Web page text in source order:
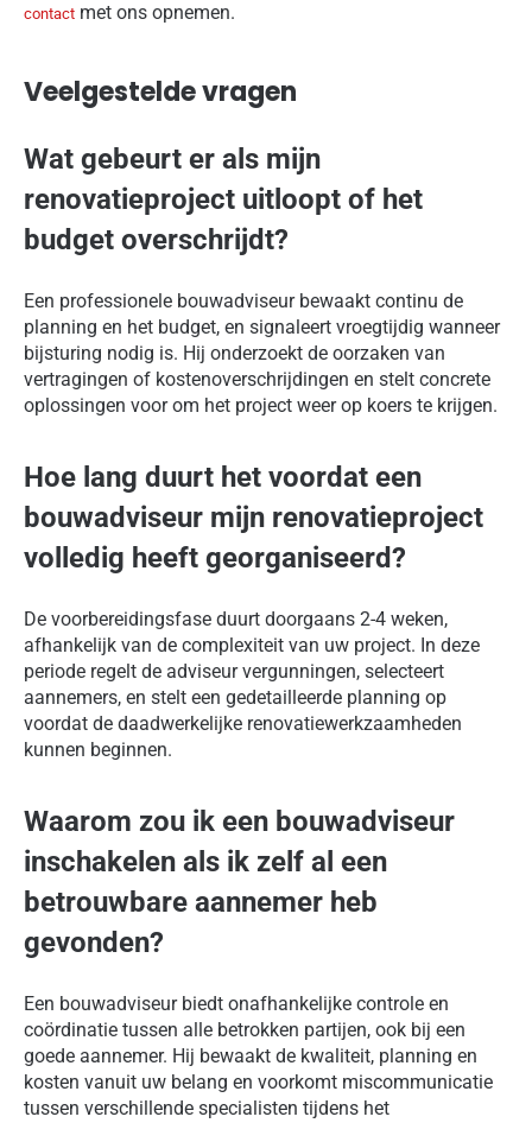
contact met ons opnemen.
Veelgestelde vragen
Wat gebeurt er als mijn
renovatieproject uitloopt of het
budget overschrijdt?
Een professionele bouwadviseur bewaakt continu de
planning en het budget, en signaleert vroegtijdig wanneer
bijsturing nodig is. Hij onderzoekt de oorzaken van
vertragingen of kostenoverschrijdingen en stelt concrete
oplossingen voor om het project weer op koers te krijgen.
Hoe lang duurt het voordat een
bouwadviseur mijn renovatieproject
volledig heeft georganiseerd?
De voorbereidingsfase duurt doorgaans 2-4 weken,
afhankelijk van de complexiteit van uw project. In deze
periode regelt de adviseur vergunningen, selecteert
aannemers, en stelt een gedetailleerde planning op
voordat de daadwerkelijke renovatiewerkzaamheden
kunnen beginnen.
Waarom zou ik een bouwadviseur
inschakelen als ik zelf al een
betrouwbare aannemer heb
gevonden?
Een bouwadviseur biedt onafhankelijke controle en
coördinatie tussen alle betrokken partijen, ook bij een
goede aannemer. Hij bewaakt de kwaliteit, planning en
kosten vanuit uw belang en voorkomt miscommunicatie
tussen verschillende specialisten tijdens het